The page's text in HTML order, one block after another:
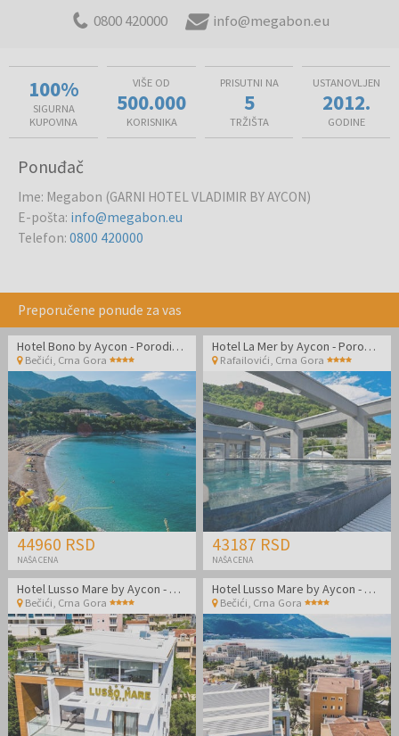
0800 420000 info@megabon.eu
100%
SIGURNA
KUPOVINA
VIŠE OD
500.000
KORISNIKA
PRISUTNI NA
5
TRŽIŠTA
USTANOVLJEN
2012.
GODINE
Ponuđač
Ime: Megabon (GARNI HOTEL VLADIMIR BY AYCON)
E-pošta: info@megabon.eu
Telefon: 0800 420000
Preporučene ponude za vas
Hotel Bono by Aycon - Porodični kraj leta
Bečići Crna Gora
44960 RSD
NAŠA CENA
Hotel La Mer by Aycon - Porodično leto
Rafailovići Crna Gora
43187 RSD
NAŠA CENA
Hotel Lusso Mare by Aycon - Jesen udvoje
Bečići Crna Gora
Hotel Lusso Mare by Aycon - Kraj leta udvoje
Bečići Crna Gora